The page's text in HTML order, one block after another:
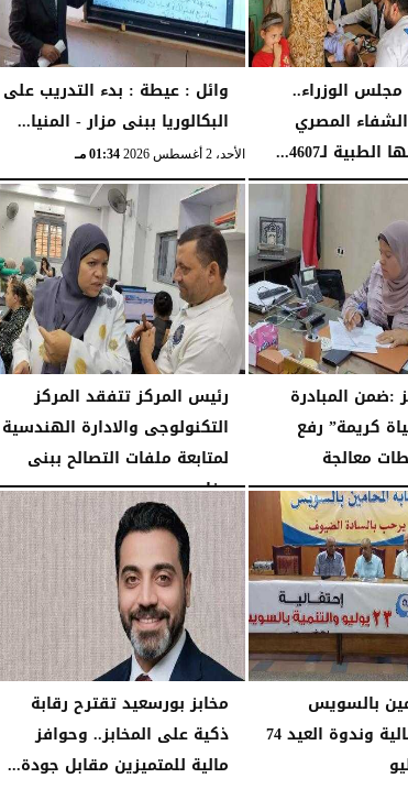
مجلس الوزراء..
المصري
لـ4607...
04:41 مـ
وائل : عيطة : بدء التدريب على
البكالوريا ببنى مزار - المنيا...
الأحد، 2 أغسطس 2026 01:34 مـ
:ضمن المبادرة
كريمة” رفع
معالجة
01:04 مـ
رئيس المركز تتفقد المركز
التكنولوجى والادارة الهندسية
لمتابعة ملفات التصالح ببنى
مزار
الأربعاء، 29 يوليو 2026 02:03 مـ
بالسويس
تشهد احتفالية وندوة العيد 74
مخابز بورسعيد تقترح رقابة
ذكية على المخابز.. وحوافز
مالية للمتميزين مقابل جودة...